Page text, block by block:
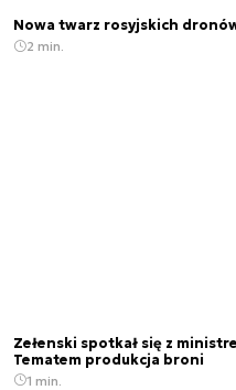
Nowa twarz rosyjskich
2 min.
Zełenski spotkał się z
Tematem produkcja broni
1 min.